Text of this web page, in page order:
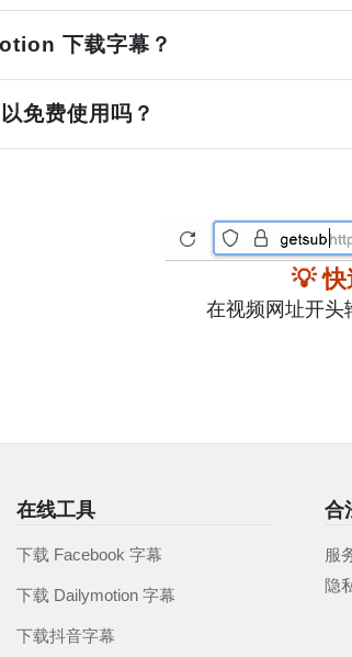
下载字幕？
免费使用吗？
💡
在视频网址开头
在线工具
下载 Facebook 字幕
下载 Dailymotion 字幕
下载抖音字幕
合
服
隐